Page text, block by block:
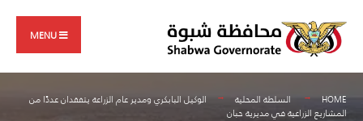
content
MENU
HOME السلطة المحلية
الوكيل البابكري ومدير عام الزراعة يتفقدان عددًا من
المشاريع الزراعية في مديرية حبان
for: